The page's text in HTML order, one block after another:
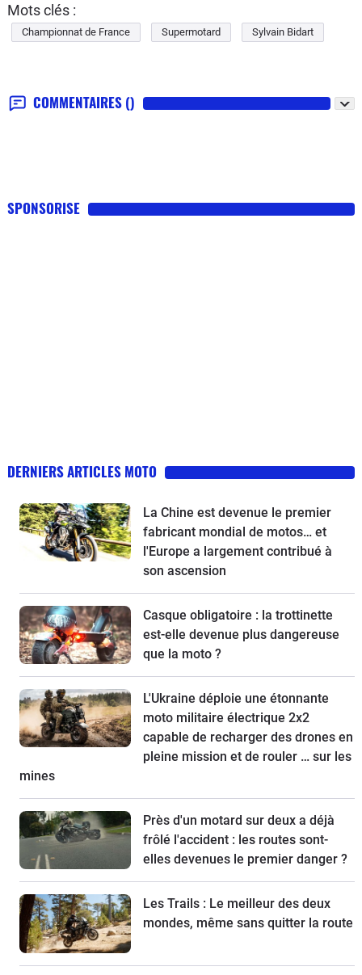
Mots clés :
Championnat de France Supermotard Sylvain Bidart
COMMENTAIRES ()
SPONSORISE
DERNIERS ARTICLES MOTO
La Chine est devenue le premier
fabricant mondial de motos… et
l'Europe a largement contribué à
son ascension
Casque obligatoire : la trottinette
est-elle devenue plus dangereuse
que la moto ?
L'Ukraine déploie une étonnante
moto militaire électrique 2x2
capable de recharger des drones en
pleine mission et de rouler … sur les
mines
Près d'un motard sur deux a déjà
frôlé l'accident : les routes sont-
elles devenues le premier danger ?
Les Trails : Le meilleur des deux
mondes, même sans quitter la route